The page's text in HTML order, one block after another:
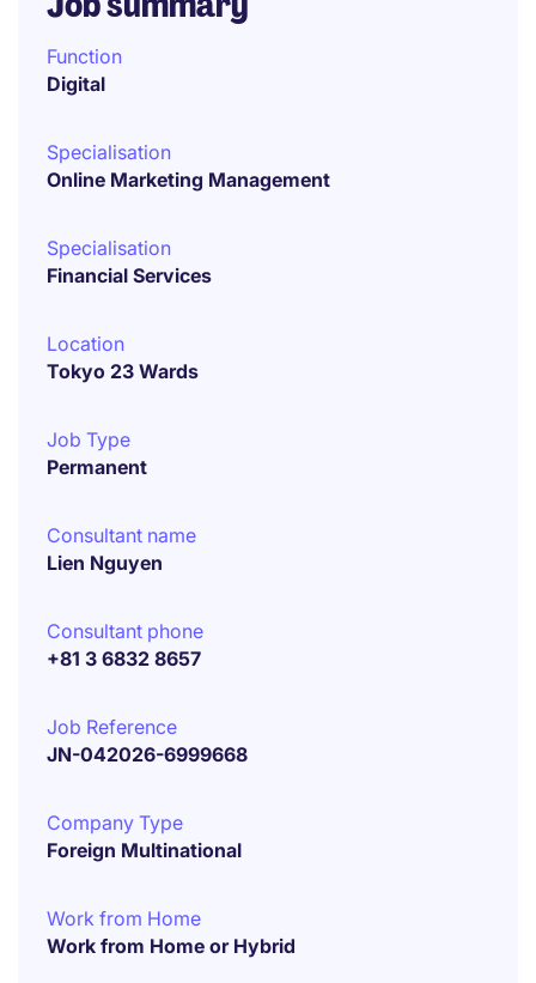
Function
Digital
Specialisation
Online Marketing Management
Specialisation
Financial Services
Location
Tokyo 23 Wards
Job Type
Permanent
Consultant name
Lien Nguyen
Consultant phone
+81 3 6832 8657
Job Reference
JN-042026-6999668
Company Type
Foreign Multinational
Work from Home
Work from Home or Hybrid